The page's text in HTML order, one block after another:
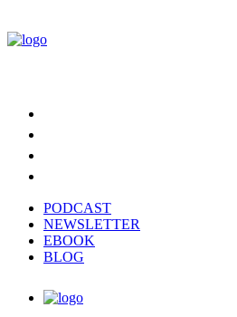
PODCAST
NEWSLETTER
EBOOK
BLOG